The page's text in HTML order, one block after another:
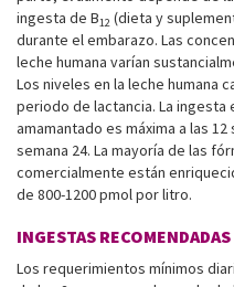
ingesta de B12 (dieta y
durante el embarazo. Las
leche humana varían
Los niveles en la leche humana
periodo de lactancia. La ingesta
amamantado es máxima a las
semana 24. La mayoría de las
comercialmente están
de 800-1200 pmol por litro.
INGESTAS
Los requerimientos mínimos